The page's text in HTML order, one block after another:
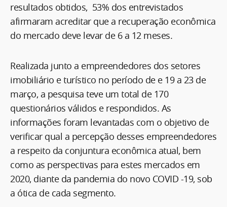
resultados obtidos, 53% dos entrevistados
afirmaram acreditar que a recuperação econômica
do mercado deve levar de 6 a 12 meses.
Realizada junto a empreendedores dos setores
imobiliário e turístico no período de e 19 a 23 de
março, a pesquisa teve um total de 170
questionários válidos e respondidos. As
informações foram levantadas com o objetivo de
verificar qual a percepção desses empreendedores
a respeito da conjuntura econômica atual, bem
como as perspectivas para estes mercados em
2020, diante da pandemia do novo COVID -19, sob
a ótica de cada segmento.